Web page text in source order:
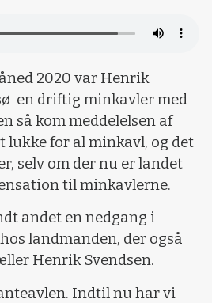
2020 var Henrik
en driftig minkavler med
så kom meddelelsen af
lukke for al minkavl, og det
selv om der nu er landet
til minkavlerne.
andet en nedgang i
landmanden, der også
Henrik Svendsen.
Indtil nu har vi